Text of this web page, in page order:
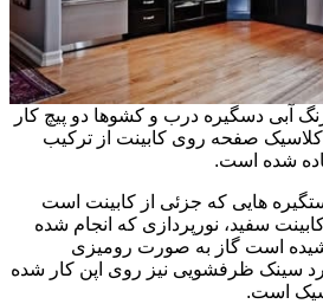
آبی دسگیره درب و کشوها دو پیچ کار
صفحه روی کابینت از ترکیب
شده است.
هایی که جزئی از کابینت است
سفید، نورپردازی که انجام شده
است گاز به صورت رومیزی
سینک ظرفشویی نیز روی اپن کار شده
است.